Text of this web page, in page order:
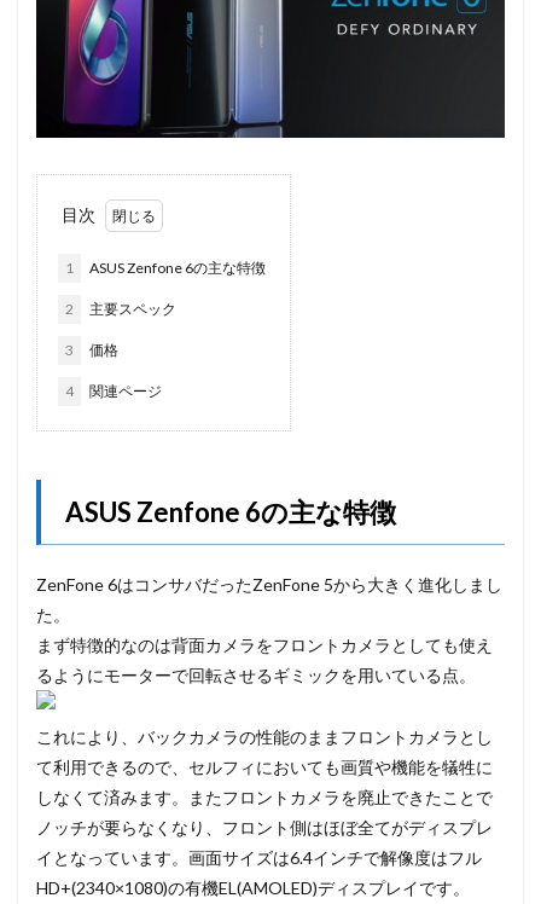
目次
1 ASUS Zenfone 6の主な特徴
2 主要スペック
3 価格
4 関連ページ
ASUS Zenfone 6の主な特徴
ZenFone 6はコンサバだったZenFone 5から大きく進化しまし
た。
まず特徴的なのは背面カメラをフロントカメラとしても使え
るようにモーターで回転させるギミックを用いている点。
これにより、バックカメラの性能のままフロントカメラとし
て利用できるので、セルフィにおいても画質や機能を犠牲に
しなくて済みます。またフロントカメラを廃止できたことで
ノッチが要らなくなり、フロント側はほぼ全てがディスプレ
イとなっています。画面サイズは6.4インチで解像度はフル
HD+(2340×1080)の有機EL(AMOLED)ディスプレイです。